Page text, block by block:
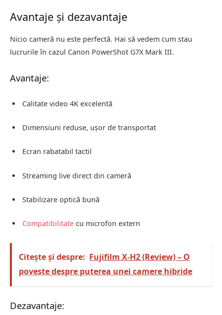
Avantaje și dezavantaje
Nicio cameră nu este perfectă. Hai să vedem cum stau
lucrurile în cazul Canon PowerShot G7X Mark III.
Avantaje:
Calitate video 4K excelentă
Dimensiuni reduse, ușor de transportat
Ecran rabatabil tactil
Streaming live direct din cameră
Stabilizare optică bună
Compatibilitate cu microfon extern
Citește și despre: Fujifilm X-H2 (Review) – O
poveste despre puterea unei camere hibride
Dezavantaje: